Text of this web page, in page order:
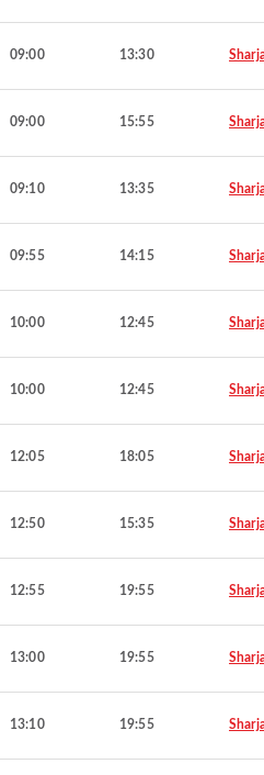
09:00 13:30
09:00 15:55
09:10 13:35
09:55 14:15
10:00 12:45
10:00 12:45
12:05 18:05
12:50 15:35
12:55 19:55
13:00 19:55
13:10 19:55